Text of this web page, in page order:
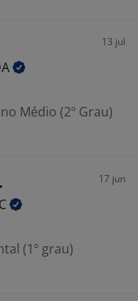
13 jul
Médio (2º Grau)
17 jun
(1º grau)